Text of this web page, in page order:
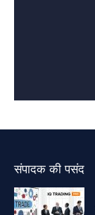
संपादक की पसंद